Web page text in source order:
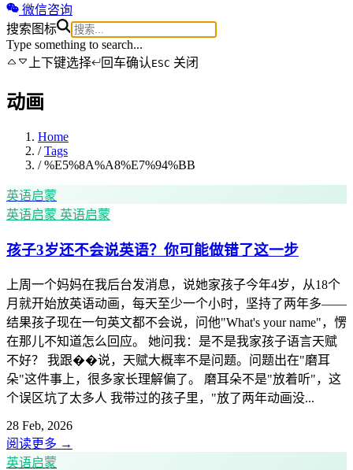
微信咨询
搜索图标
Type something to search...
上下键选择
回车确认 ESC 关闭
动画
Home
/ Tags
/ %E5%8A%A8%E7%94%BB
英语启蒙
英语启蒙 英语启蒙
孩子3岁还不会说英语？你可能做错了这一步
上周一个妈妈在我后台发消息，说她家孩子今年4岁，从18个
月就开始放英语动画，每天至少一个小时，坚持了两年多——
结果孩子现在一句英文都不会说，问他"What's your name"，愣
在那儿不知道怎么回应。 她问我：是不是我家孩子语言天赋
不好？ 我跟��说，天赋大概率不是问题。问题出在"磨耳
朵"这件事上，很多家长理解偏了。 磨耳朵不是"放着听"，这
个误区坑了太多人 我带过的孩子里，"放了两年动画没...
28 Feb, 2026
阅读更多 →
英语启蒙